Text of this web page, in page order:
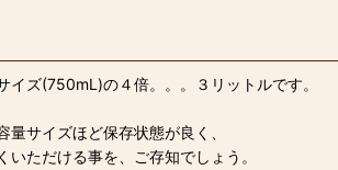
イズ(750mL)の４倍。。。３リットルです。
量サイズほど保存状態が良く、
いただける事を、ご存知でしょう。